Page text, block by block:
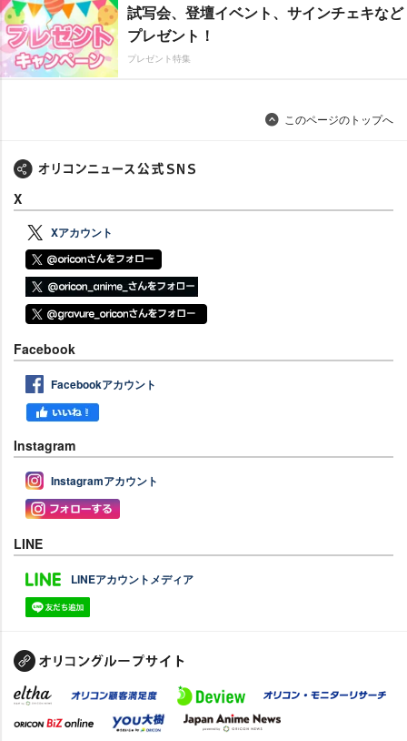
試写会、登壇イベント、サインチェキなど
プレゼント！
プレゼント特集
このページのトップへ
X
Xアカウント
Facebook
Facebookアカウント
Instagram
Instagramアカウント
LINE
LINEアカウントメディア